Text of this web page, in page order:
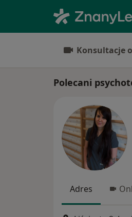
Konsultacje
Polecani
Adres